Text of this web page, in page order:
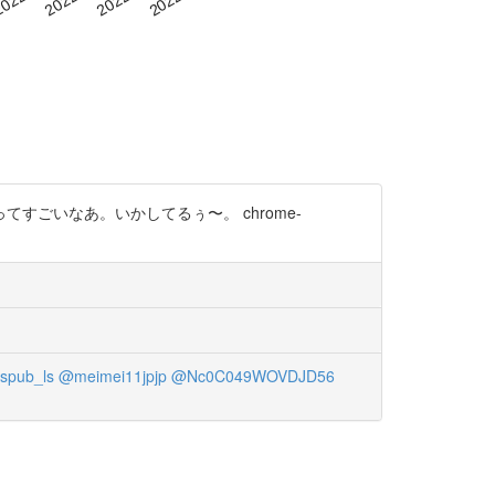
すごいなあ。いかしてるぅ〜。 chrome-
@meimei11jpjp @Nc0C049WOVDJD56